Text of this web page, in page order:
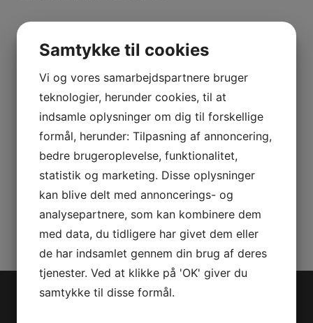
1.301,95 dk
1.041,56 dk ex. Moms
På lager
-
FENDER
REAR
R
B-
382
antal
+ Tilføj til kurv
Varenummer (SKU): 705017168
Samtykke til cookies
Vi og vores samarbejdspartnere bruger
teknologier, herunder cookies, til at
indsamle oplysninger om dig til forskellige
formål, herunder: Tilpasning af annoncering,
bedre brugeroplevelse, funktionalitet,
statistik og marketing. Disse oplysninger
kan blive delt med annoncerings- og
analysepartnere, som kan kombinere dem
med data, du tidligere har givet dem eller
de har indsamlet gennem din brug af deres
tjenester. Ved at klikke på 'OK' giver du
samtykke til disse formål.